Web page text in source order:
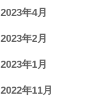
2023年4月
2023年2月
2023年1月
2022年11月